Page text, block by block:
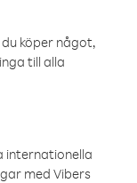
köper något,
till alla
internationella
med Vibers